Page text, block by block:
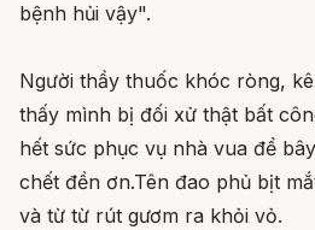
bệnh hủi vậy".
Người thầy thuốc khóc ròng,
thấy mình bị đối xử thật bất
hết sức phục vụ nhà vua để
chết đền ơn.Tên đao phủ bịt
và từ từ rút gươm ra khỏi vỏ.